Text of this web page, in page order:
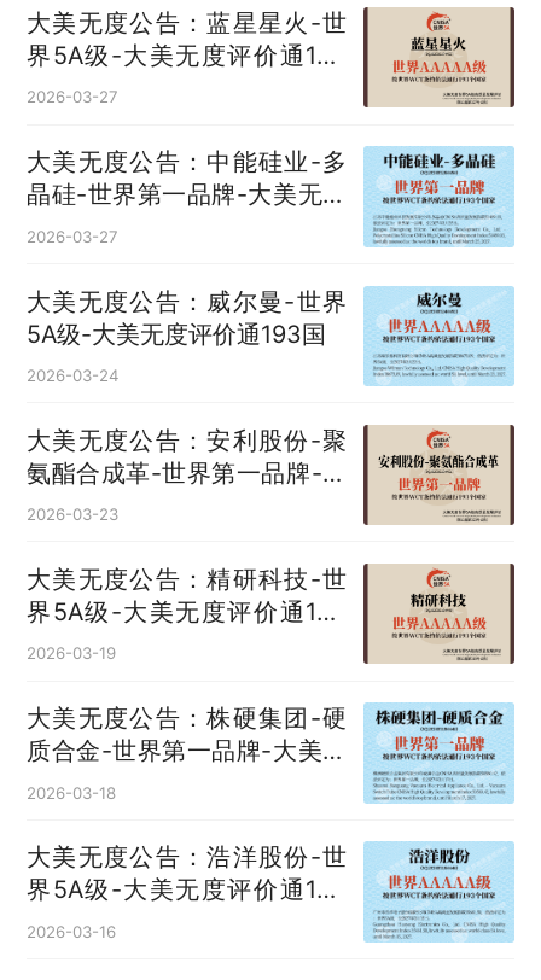
大美无度公告：蓝星星火-世
界5A级-大美无度评价通193
国
2026-03-27
大美无度公告：中能硅业-多
晶硅‌-世界第一品牌-大美无度
评价通193国
2026-03-27
大美无度公告：威尔曼-世界
5A级-大美无度评价通193国
2026-03-24
大美无度公告：安利股份-聚
氨酯合成革‌-世界第一品牌-大
美无度评价通193国
2026-03-23
大美无度公告：精研科技-世
界5A级-大美无度评价通193
国
2026-03-19
大美无度公告：株硬集团-硬
质合金‌-世界第一品牌-大美无
度评价通193国
2026-03-18
大美无度公告：浩洋股份-世
界5A级-大美无度评价通193
国
2026-03-16